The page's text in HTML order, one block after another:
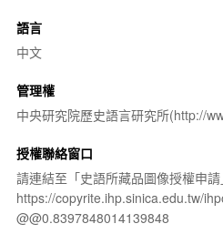
語言
中文
管理權
中央研究院歷史語言研究所(http://
授權聯絡窗口
請連結至「史語所藏品圖像授權申
https://copyrite.ihp.sinica.edu.tw/
@@0.8397848014139848